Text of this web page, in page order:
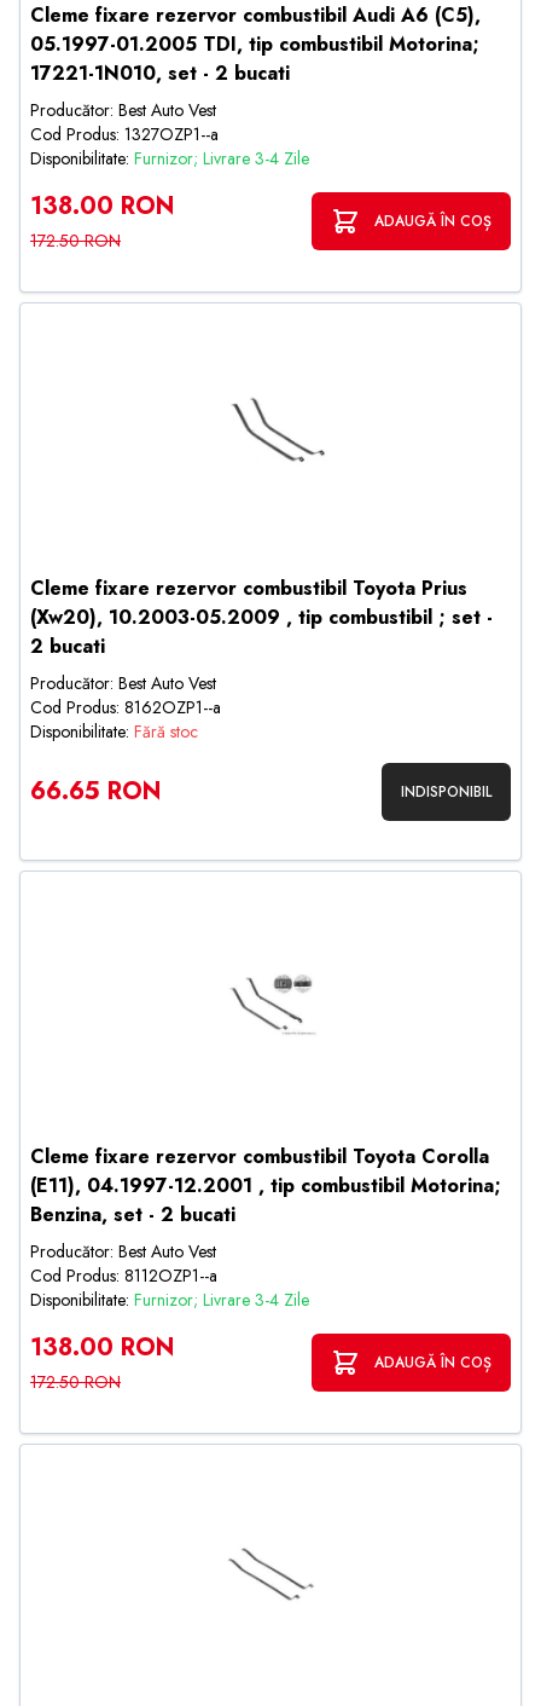
Cleme fixare rezervor combustibil Audi A6 (C5),
05.1997-01.2005 TDI, tip combustibil Motorina;
17221-1N010, set - 2 bucati
Producător: Best Auto Vest
Cod Produs: 1327OZP1--a
Disponibilitate: Furnizor; Livrare 3-4 Zile
138.00 RON
172.50 RON
ADAUGĂ ÎN COȘ
Cleme fixare rezervor combustibil Toyota Prius
(Xw20), 10.2003-05.2009 , tip combustibil ; set -
2 bucati
Producător: Best Auto Vest
Cod Produs: 8162OZP1--a
Disponibilitate: Fără stoc
66.65 RON INDISPONIBIL
Cleme fixare rezervor combustibil Toyota Corolla
(E11), 04.1997-12.2001 , tip combustibil Motorina;
Benzina, set - 2 bucati
Producător: Best Auto Vest
Cod Produs: 8112OZP1--a
Disponibilitate: Furnizor; Livrare 3-4 Zile
138.00 RON
172.50 RON
ADAUGĂ ÎN COȘ